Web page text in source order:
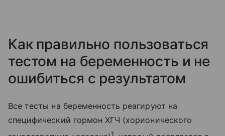
Как правильно пользоваться
тестом на беременность и не
ошибиться с результатом
Все тесты на беременность реагируют на
специфический гормон ХГЧ (хорионического
1